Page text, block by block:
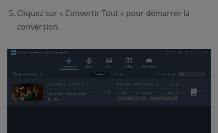
Cliquez sur « Convertir Tout » pour démarrer la
conversion.